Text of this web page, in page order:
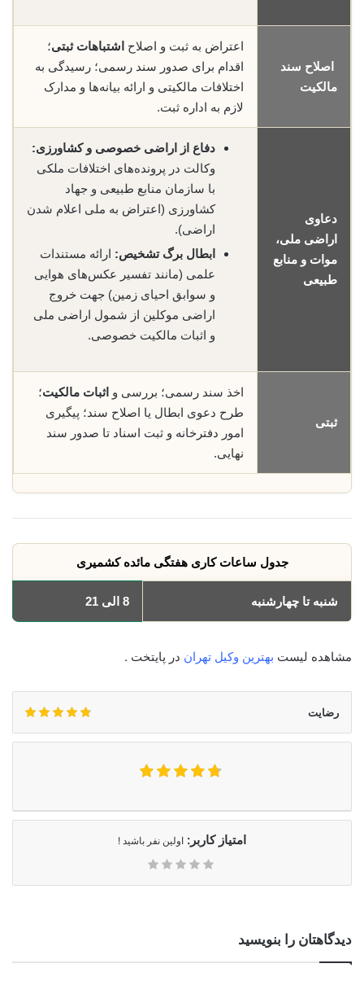
اصلاح سند
مالکیت
اعتراض به ثبت و اصلاح اشتباهات ثبتی؛
اقدام برای صدور سند رسمی؛ رسیدگی به
اختلافات مالکیتی و ارائه بیانه‌ها و مدارک
لازم به اداره ثبت.
دعاوی
اراضی ملی،
موات و منابع
طبیعی
دفاع از اراضی خصوصی و کشاورزی:
وکالت در پرونده‌های اختلافات ملکی
با سازمان منابع طبیعی و جهاد
کشاورزی (اعتراض به ملی اعلام شدن
اراضی).
ابطال برگ تشخیص: ارائه مستندات
علمی (مانند تفسیر عکس‌های هوایی
و سوابق احیای زمین) جهت خروج
اراضی موکلین از شمول اراضی ملی
و اثبات مالکیت خصوصی.
ثبتی
اخذ سند رسمی؛ بررسی و اثبات مالکیت؛
طرح دعوی ابطال یا اصلاح سند؛ پیگیری
امور دفترخانه و ثبت اسناد تا صدور سند
نهایی.
جدول ساعات کاری هفتگی مائده کشمیری
شنبه تا چهارشنبه 8 الی 21
مشاهده لیست بهترین وکیل تهران در پایتخت .
رضایت
امتیاز کاربر: اولین نفر باشید !
دیدگاهتان را بنویسید